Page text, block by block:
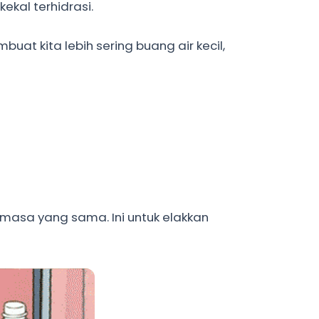
terhidrasi.
kita lebih sering buang air kecil,
yang sama. Ini untuk elakkan